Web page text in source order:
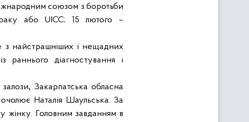
союзом з боротьби
або UICC; 15 лютого –
з найстрашніших і нещадних
раннього діагностування і
, Закарпатська обласна
Наталія Шаульська. За
жінку. Головним завданням в